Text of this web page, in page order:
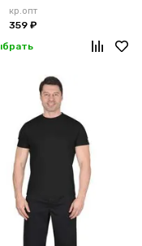
кр.опт
359 ₽